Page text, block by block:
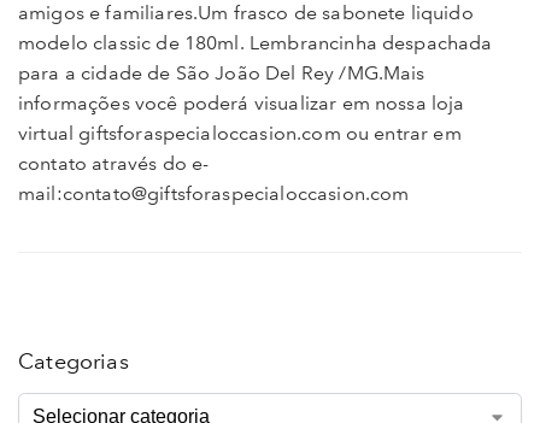
amigos e familiares.Um frasco de sabonete liquido
modelo classic de 180ml. Lembrancinha despachada
para a cidade de São João Del Rey /MG.Mais
informações você poderá visualizar em nossa loja
virtual giftsforaspecialoccasion.com ou entrar em
contato através do e-
mail:contato@giftsforaspecialoccasion.com
Categorias